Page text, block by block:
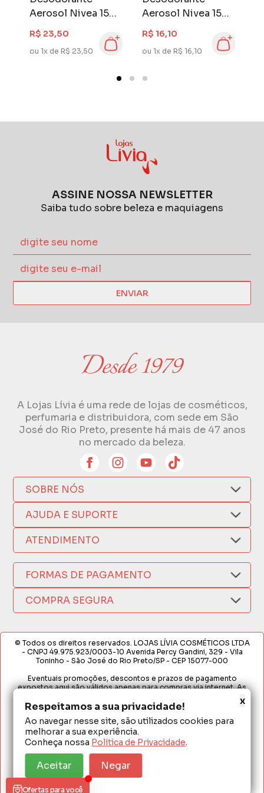
Respeitamos a sua privacidade!
Ao navegar nesse site, são utilizados cookies para
melhorar a sua experiência.
Conheça nossa Política de Privacidade.
Aceitar Negar
x
Aerosol Nivea 150
ml Derma Protect
Clinical
R$ 23,50
ou 1x de R$ 23,50
Aerosol Nivea 150
ml Pearl Beauty
R$ 16,10
ou 1x de R$ 16,10
ASSINE NOSSA NEWSLETTER
Saiba tudo sobre beleza e maquiagens
ENVIAR
A Lojas Lívia é uma rede de lojas de cosméticos,
perfumaria e distribuidora, com sede em São
José do Rio Preto, presente há mais de 47 anos
no mercado da beleza.
SOBRE NÓS
Quem Somos
Compra Segura
Como Comprar
Nossas Lojas
Política de Privacidade
AJUDA E SUPORTE
Nosso Aplicativo
Trocas e Devoluções
Formas de Pagamento
Fretes e Entregas
Fabricantes
Termos de Compra e Venda
ATENDIMENTO
(17) 3209-9595
sacweb@lojaslivia.com.br
FORMAS DE PAGAMENTO
COMPRA SEGURA
© Todos os direitos reservados. LOJAS LÍVIA COSMÉTICOS LTDA
- CNPJ 49.975.923/0003-10 Avenida Percy Gandini, 329 - Vila
Toninho - São José do Rio Preto/SP - CEP 15077-000
Eventuais promoções, descontos e prazos de pagamento
expostos aqui são válidos apenas para compras via internet. As
Loja. É proibida a utilização total ou parcial sem nossa autorização.
Em caso de divergência de preços no site, o valor válido é o do
Carrinho de Compras. Preços e condições de pagamento
exclusivos para compras via internet. Ofertas válidas até o
término de nossos estoques para internet. Vendas sujeitas à
análise e confirmação de dados.